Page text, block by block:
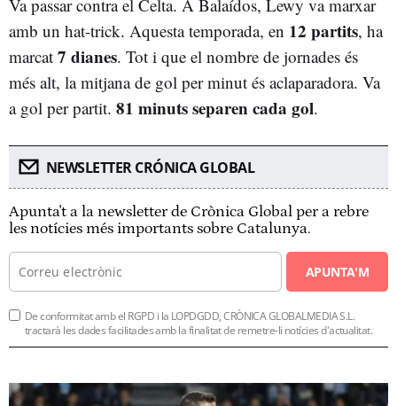
Va passar contra el Celta. A Balaídos, Lewy va marxar
amb un hat-trick. Aquesta temporada, en 12 partits, ha
marcat 7 dianes. Tot i que el nombre de jornades és
més alt, la mitjana de gol per minut és aclaparadora. Va
a gol per partit. 81 minuts separen cada gol.
NEWSLETTER CRÓNICA GLOBAL
Apunta't a la newsletter de Crònica Global per a rebre
les notícies més importants sobre Catalunya.
APUNTA'M
De conformitat amb el RGPD i la LOPDGDD, CRÒNICA GLOBALMEDIA S.L.
tractarà les dades facilitades amb la finalitat de remetre-li notícies d'actualitat.